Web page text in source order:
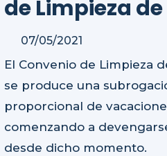
de Limpieza
07/05/2021
El Convenio de Limpieza
se produce una
proporcional de
comenzando a
desde dicho momento.